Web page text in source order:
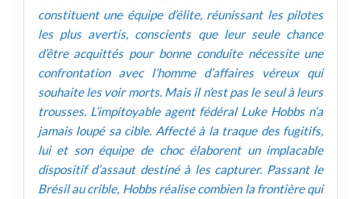
constituent une équipe d’élite, réunissant les pilotes
les plus avertis, conscients que leur seule chance
d’être acquittés pour bonne conduite nécessite une
confrontation avec l’homme d’affaires véreux qui
souhaite les voir morts. Mais il n’est pas le seul à leurs
trousses. L’impitoyable agent fédéral Luke Hobbs n’a
jamais loupé sa cible. Affecté à la traque des fugitifs,
lui et son équipe de choc élaborent un implacable
dispositif d’assaut destiné à les capturer. Passant le
Brésil au crible, Hobbs réalise combien la frontière qui